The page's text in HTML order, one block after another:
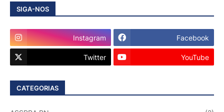
SIGA-NOS
Instagram Facebook
Twitter YouTube
CATEGORIAS